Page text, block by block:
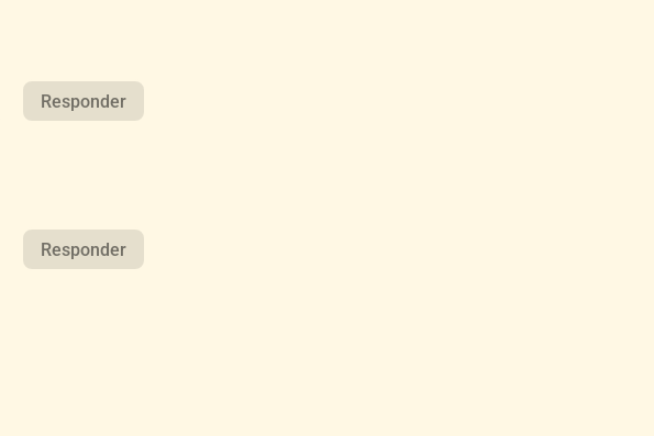
Responder
Responder